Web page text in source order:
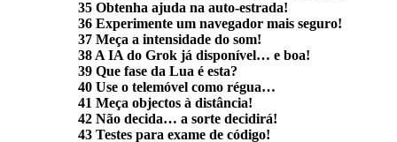
35 Obtenha ajuda na auto-estrada!
36 Experimente um navegador mais seguro!
37 Meça a intensidade do som!
38 A IA do Grok já disponível… e boa!
39 Que fase da Lua é esta?
40 Use o telemóvel como régua…
41 Meça objectos à distância!
42 Não decida… a sorte decidirá!
43 Testes para exame de código!